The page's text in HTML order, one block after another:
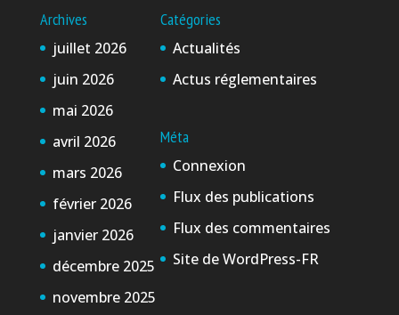
Archives
juillet 2026
juin 2026
mai 2026
avril 2026
mars 2026
février 2026
janvier 2026
décembre 2025
novembre 2025
Catégories
Actualités
Actus réglementaires
Méta
Connexion
Flux des publications
Flux des commentaires
Site de WordPress-FR